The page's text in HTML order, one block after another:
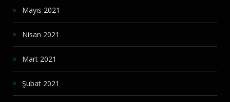
Mayıs 2021
Nisan 2021
Mart 2021
Şubat 2021